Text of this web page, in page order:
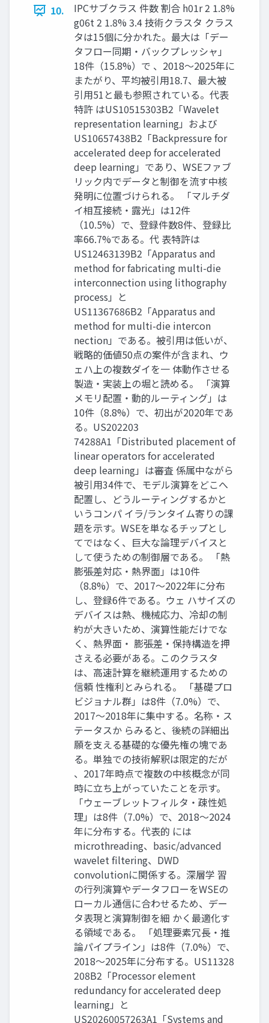
10.
IPCサブクラス 件数 割合 h01r 2 1.8%
g06t 2 1.8% 3.4 技術クラスタ クラス
タは15個に分かれた。最大は「デー
タフロー同期・バックプレッシャ」
18件（15.8%）で 、2018〜2025年に
またがり、平均被引用18.7、最大被
引用51と最も参照されている。代表
特許 はUS10515303B2「Wavelet
representation learning」および
US10657438B2「Backpressure for
accelerated deep for accelerated
deep learning」であり、WSEファブ
リック内でデータと制御を流す中核
発明に位置づけられる。 「マルチダ
イ相互接続・露光」は12件
（10.5%）で、登録件数8件、登録比
率66.7%である。代 表特許は
US12463139B2「Apparatus and
method for fabricating multi-die
interconnection using lithography
process」と
US11367686B2「Apparatus and
method for multi-die intercon
nection」である。被引用は低いが、
戦略的価値50点の案件が含まれ、ウ
ェハ上の複数ダイを一 体動作させる
製造・実装上の堀と読める。 「演算
メモリ配置・動的ルーティング」は
10件（8.8%）で、初出が2020年であ
る。US202203
74288A1「Distributed placement of
linear operators for accelerated
deep learning」は審査 係属中ながら
被引用34件で、モデル演算をどこへ
配置し、どうルーティングするかと
いうコンパ イラ/ランタイム寄りの課
題を示す。WSEを単なるチップとし
てではなく、巨大な論理デバイスと
して使うための制御層である。 「熱
膨張差対応・熱界面」は10件
（8.8%）で、2017〜2022年に分布
し、登録6件である。ウェ ハサイズの
デバイスは熱、機械応力、冷却の制
約が大きいため、演算性能だけでな
く、熱界面・ 膨張差・保持構造を押
さえる必要がある。このクラスタ
は、高速計算を継続運用するための
信頼 性権利とみられる。 「基礎プロ
ビジョナル群」は8件（7.0%）で、
2017〜2018年に集中する。名称・ス
テータスか らみると、後続の詳細出
願を支える基礎的な優先権の塊であ
る。単独での技術解釈は限定的だが
、2017年時点で複数の中核概念が同
時に立ち上がっていたことを示す。
「ウェーブレットフィルタ・疎性処
理」は8件（7.0%）で、2018〜2024
年に分布する。代表的 には
microthreading、basic/advanced
wavelet filtering、DWD
convolutionに関係する。深層学 習
の行列演算やデータフローをWSEの
ローカル通信に合わせるため、デー
タ表現と演算制御を細 かく最適化す
る領域である。 「処理要素冗長・推
論パイプライン」は8件（7.0%）で、
2018〜2025年に分布する。US11328
208B2「Processor element
redundancy for accelerated deep
learning」と
US20260057263A1「Systems and